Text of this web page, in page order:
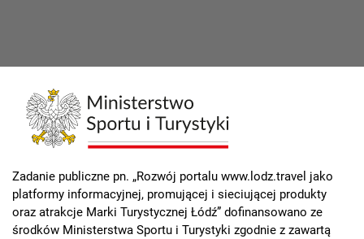
Zadanie publiczne pn. „Rozwój portalu www.lodz.travel jako
platformy informacyjnej, promującej i sieciującej produkty
oraz atrakcje Marki Turystycznej Łódź” dofinansowano ze
środków Ministerstwa Sportu i Turystyki zgodnie z zawartą